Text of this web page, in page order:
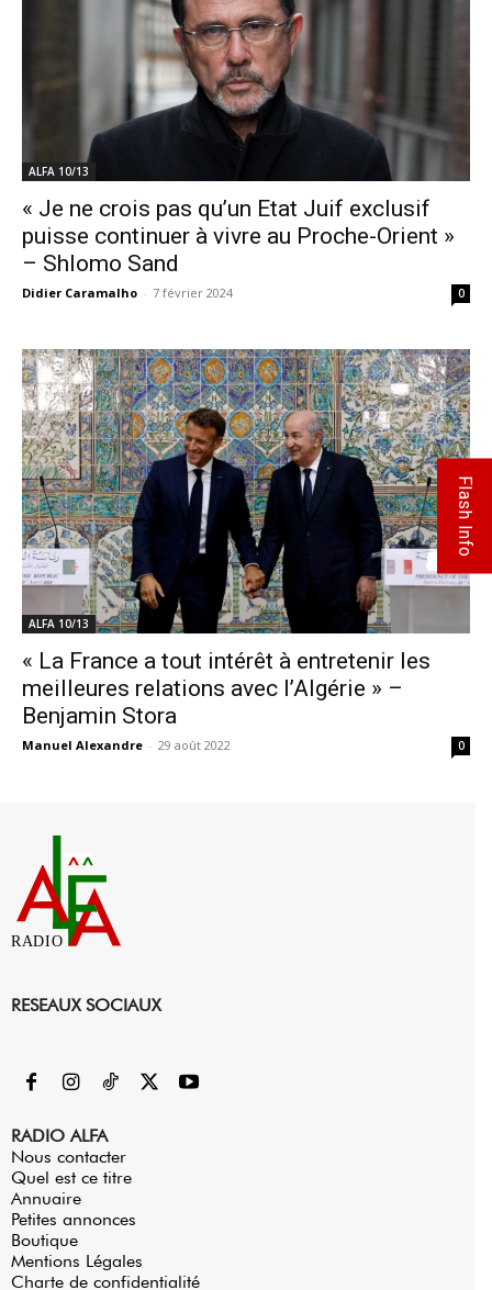
ALFA 10/13
« Je ne crois pas qu’un Etat Juif exclusif
puisse continuer à vivre au Proche-Orient »
– Shlomo Sand
Didier Caramalho - 7 février 2024 0
ALFA 10/13
« La France a tout intérêt à entretenir les
meilleures relations avec l’Algérie » –
Benjamin Stora
Manuel Alexandre - 29 août 2022 0
RADIO
RESEAUX SOCIAUX
RADIO ALFA
Nous contacter
Quel est ce titre
Annuaire
Petites annonces
Boutique
Mentions Légales
Charte de confidentialité
Flash Info